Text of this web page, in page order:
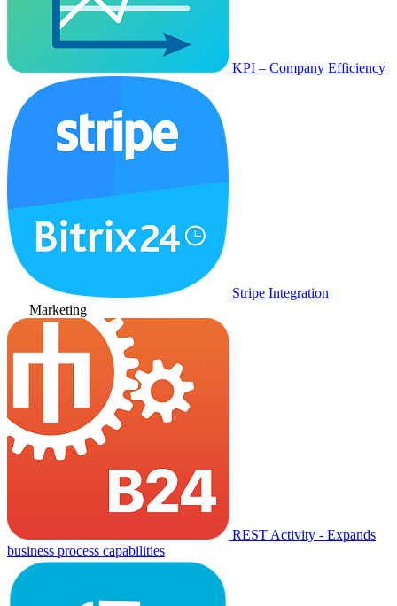
KPI – Company Efficiency
Stripe Integration
Marketing
REST Activity - Expands
business process capabilities